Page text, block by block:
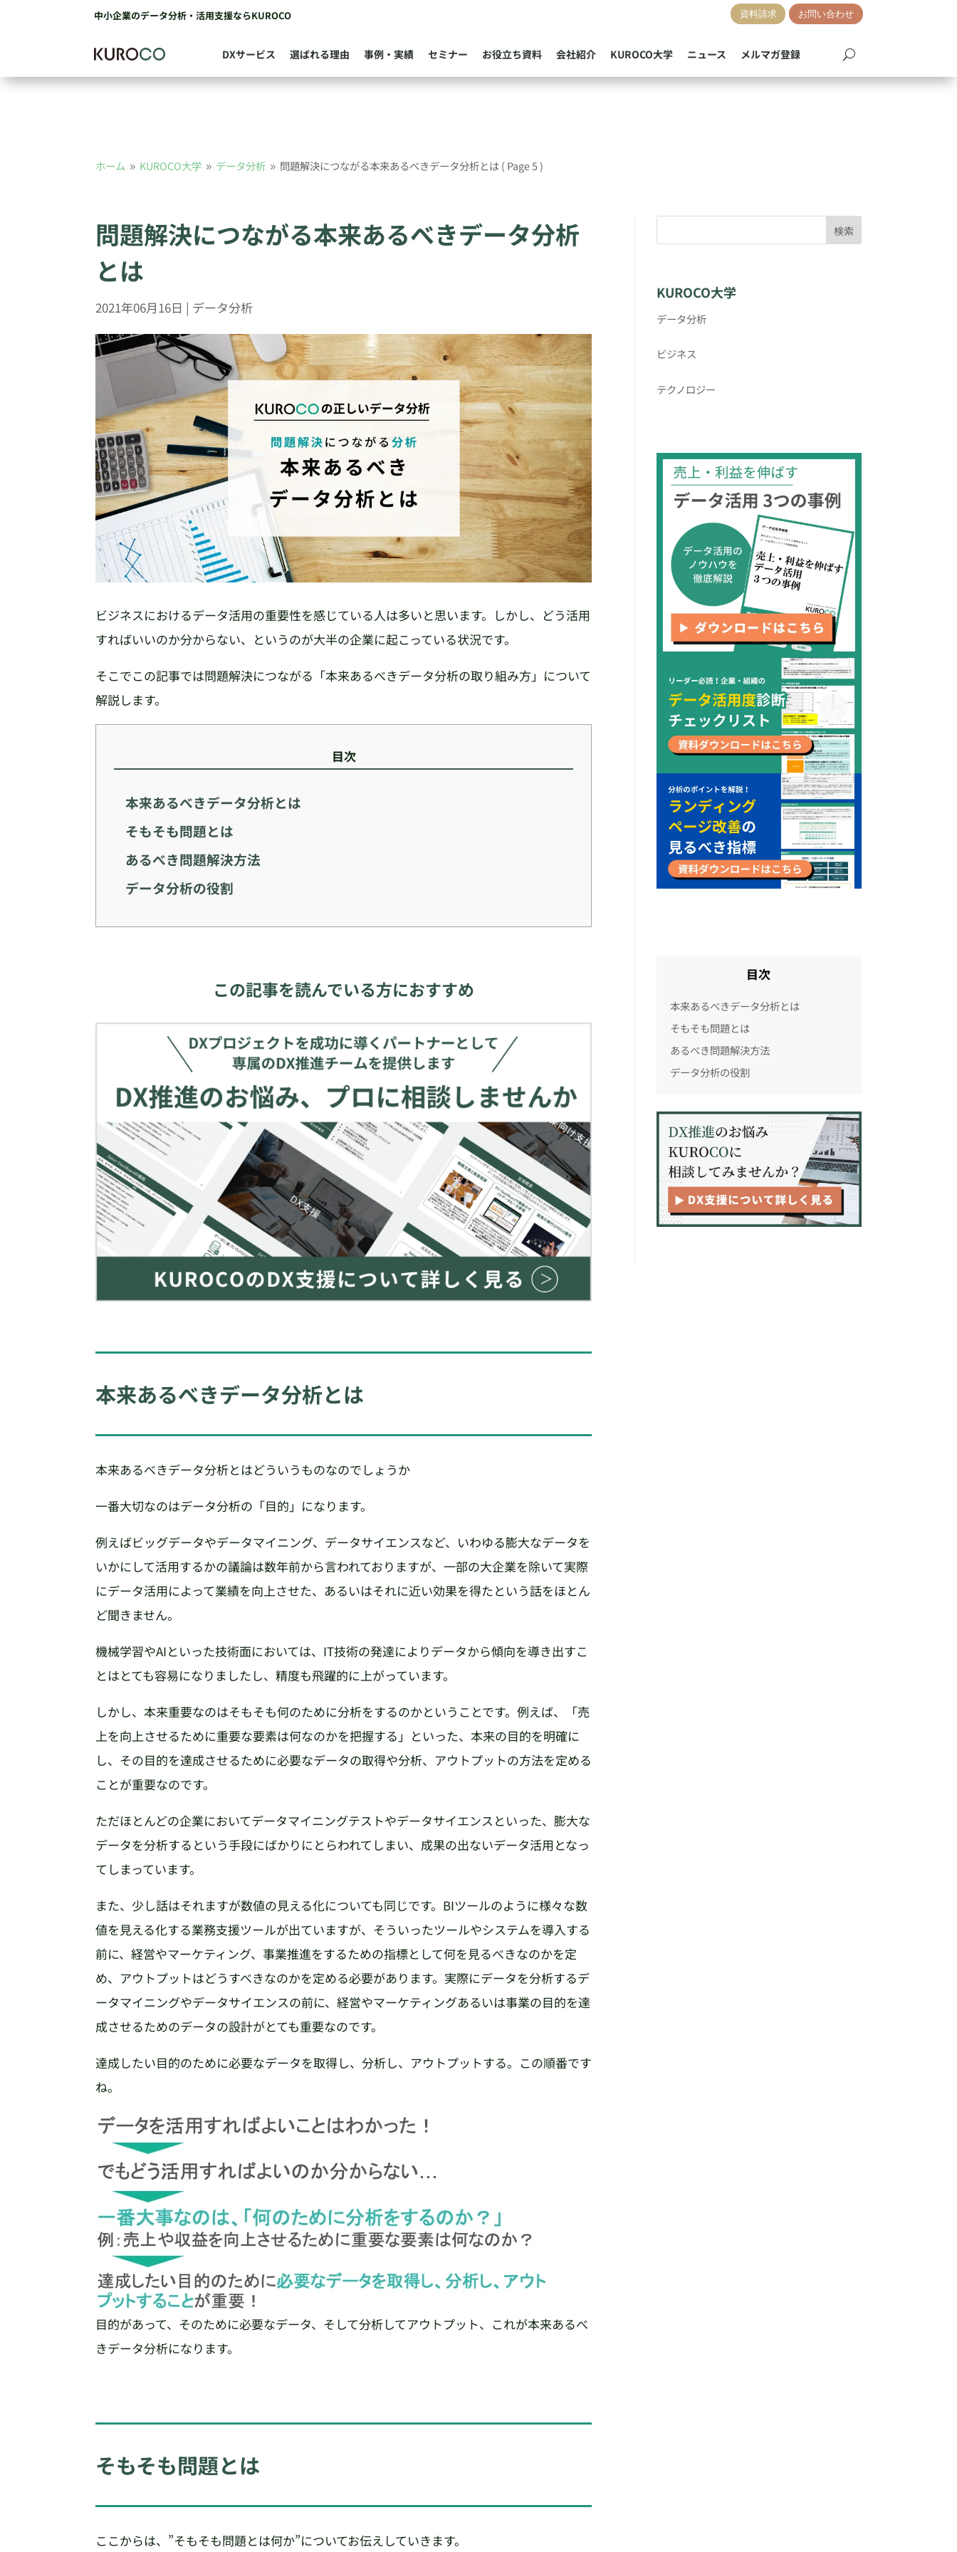
中小企業のデータ分析・活用支援ならKUROCO 資料請求 お問い合わせ
DXサービス 選ばれる理由 事例・実績 セミナー お役立ち資料 会社紹介 KUROCO大学 ニュース メルマガ登録
ホーム 9 KUROCO大学 9 データ分析 9 問題解決につながる本来あるべきデータ分析とは( Page 5 )
問題解決につながる本来あるべきデータ分析
とは
2021年06月16日 | データ分析
ビジネスにおけるデータ活用の重要性を感じている人は多いと思います。しかし、どう活用
すればいいのか分からない、というのが大半の企業に起こっている状況です。
そこでこの記事では問題解決につながる「本来あるべきデータ分析の取り組み方」について
解説します。
目次
本来あるべきデータ分析とは
そもそも問題とは
あるべき問題解決方法
データ分析の役割
この記事を読んでいる方におすすめ
本来あるべきデータ分析とは
本来あるべきデータ分析とはどういうものなのでしょうか
一番大切なのはデータ分析の「目的」になります。
例えばビッグデータやデータマイニング、データサイエンスなど、いわゆる膨大なデータを
いかにして活用するかの議論は数年前から言われておりますが、一部の大企業を除いて実際
にデータ活用によって業績を向上させた、あるいはそれに近い効果を得たという話をほとん
ど聞きません。
機械学習やAIといった技術面においては、IT技術の発達によりデータから傾向を導き出すこ
とはとても容易になりましたし、精度も飛躍的に上がっています。
しかし、本来重要なのはそもそも何のために分析をするのかということです。例えば、「売
上を向上させるために重要な要素は何なのかを把握する」といった、本来の目的を明確に
し、その目的を達成させるために必要なデータの取得や分析、アウトプットの方法を定める
ことが重要なのです。
ただほとんどの企業においてデータマイニングテストやデータサイエンスといった、膨大な
データを分析するという手段にばかりにとらわれてしまい、成果の出ないデータ活用となっ
てしまっています。
また、少し話はそれますが数値の見える化についても同じです。BIツールのように様々な数
値を見える化する業務支援ツールが出ていますが、そういったツールやシステムを導入する
前に、経営やマーケティング、事業推進をするための指標として何を見るべきなのかを定
め、アウトプットはどうすべきなのかを定める必要があります。実際にデータを分析するデ
ータマイニングやデータサイエンスの前に、経営やマーケティングあるいは事業の目的を達
成させるためのデータの設計がとても重要なのです。
達成したい目的のために必要なデータを取得し、分析し、アウトプットする。この順番です
ね。
目的があって、そのために必要なデータ、そして分析してアウトプット、これが本来あるべ
きデータ分析になります。
そもそも問題とは
ここからは、”そもそも問題とは何か”についてお伝えしていきます。
検索
KUROCO大学
データ分析
ビジネス
テクノロジー
目次
本来あるべきデータ分析とは
そもそも問題とは
あるべき問題解決方法
データ分析の役割